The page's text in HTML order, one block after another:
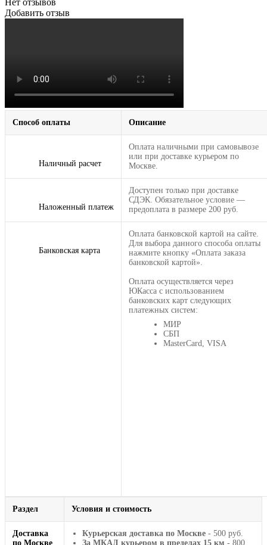
Добавить отзыв
Способ оплаты Описание
Наличный расчет
Оплата наличными при самовывозе
или при доставке курьером по
Москве.
Наложенный платеж
Доступен только при доставке
СДЭК. Обязательное условие —
предоплата в размере 200 руб.
Банковская карта
Оплата банковской картой на сайте.
Для выбора данного способа оплаты
нажмите кнопку «Оплата заказа
банковской картой».
Оплата осуществляется через
ЮКасса с использованием
банковских карт следующих
платежных систем:
МИР
СБП
MasterCard, VISA
Раздел Условия и стоимость
Доставка
по Москве
Курьерская доставка по Москве - 500 руб.
За МКАД курьером в пределах 15 км - 800